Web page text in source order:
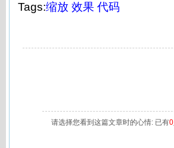
Tags:缩放 效果 代码
请选择您看到这篇文章时的心情: 已有0